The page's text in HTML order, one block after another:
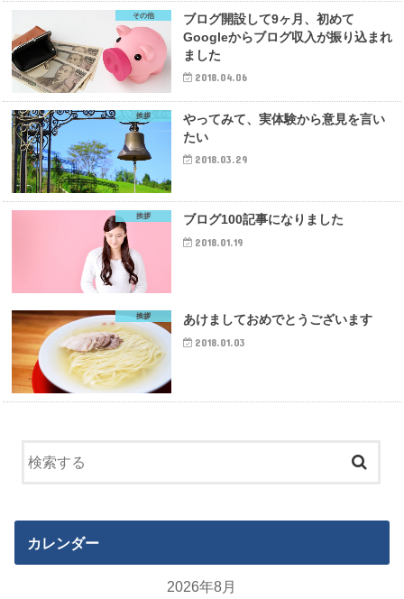
その他
ブログ開設して9ヶ月、初めて
Googleからブログ収入が振り込まれ
ました
2018.04.06
挨拶
やってみて、実体験から意見を言い
たい
2018.03.29
挨拶 ブログ100記事になりました
2018.01.19
挨拶 あけましておめでとうございます
2018.01.03
カレンダー
2026年8月